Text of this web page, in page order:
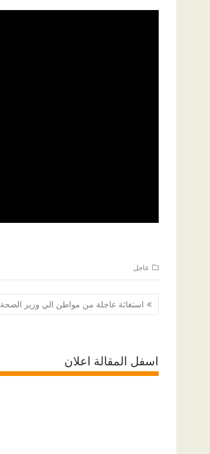
عاجل
تصفّح
المقالات
استغاثة عاجلة من مواطن الي وزير الصحة
اسفل المقالة اعلان